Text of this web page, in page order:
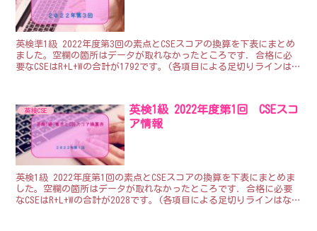
英検準1級 2022年度第3回の素点とCSEスコアの換算を下表にまとめ
ました。空欄の箇所はデータが取れなかったところです. 合格に必
要なCSEはR+L+Wの合計が1792です。(各項目による足切りラインはな
英検CSE
英検1級 2022年度第1回 CSEスコ
ア情報
英検1級 2022年度第1回の素点とCSEスコアの換算を下表にまとめま
した。空欄の箇所はデータが取れなかったところです. 合格に必要
なCSEはR+L+Wの合計が2028です。(各項目による足切りラインはない